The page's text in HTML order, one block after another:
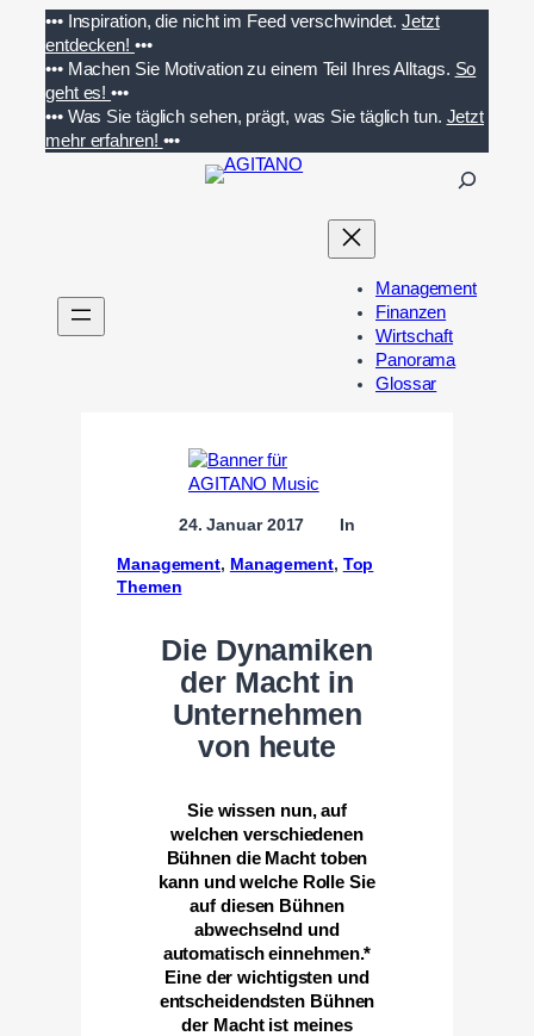
Inhalt
springen
••• Inspiration, die nicht im Feed verschwindet. Jetzt
entdecken! •••
••• Machen Sie Motivation zu einem Teil Ihres Alltags. So
geht es!•••
••• Was Sie täglich sehen, prägt, was Sie täglich tun. Jetzt
mehr erfahren! •••
n
Management
Finanzen
Wirtschaft
Panorama
Glossar
24. Januar 2017 In
Management, Management, Top
Themen
Die Dynamiken
der Macht in
Unternehmen
von heute
Sie wissen nun, auf
welchen verschiedenen
Bühnen die Macht toben
kann und welche Rolle Sie
auf diesen Bühnen
abwechselnd und
automatisch einnehmen.*
Eine der wichtigsten und
entscheidendsten Bühnen
der Macht ist meines